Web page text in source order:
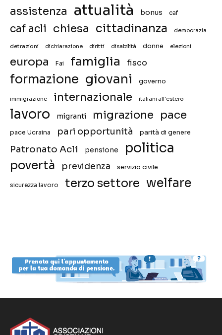
assistenza attualità bonus caf
caf acli chiesa cittadinanza democrazia
detrazioni dichiarazione diritti disabilità donne elezioni
europa Fai famiglia fisco
formazione giovani governo
immigrazione internazionale italiani all'estero
lavoro migranti migrazione pace
pace Ucraina pari opportunità parità di genere
Patronato Acli pensione politica
povertà previdenza servizio civile
sicurezza lavoro terzo settore welfare